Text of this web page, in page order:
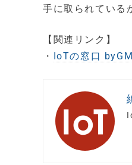
手に取られている
【関連リンク】
・ IoTの窓口